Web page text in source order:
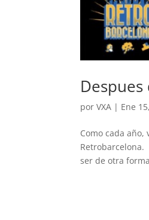
porVXA | Ene
Como cada
ser de otra